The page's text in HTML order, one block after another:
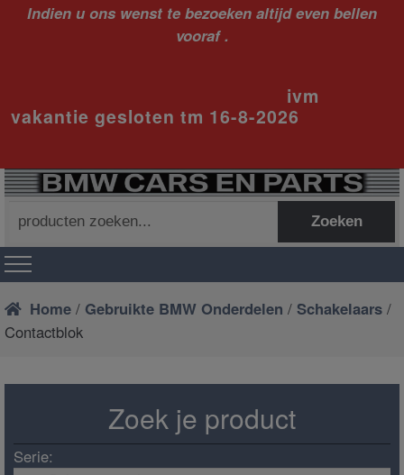
Indien u ons wenst te bezoeken altijd even bellen
vooraf .
ivm
vakantie gesloten tm 16-8-2026
naar:
Zoeken
Home / Gebruikte BMW Onderdelen /Schakelaars /
Contactblok
Zoek je product
Serie: